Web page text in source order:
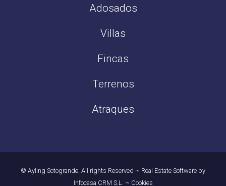
Adosados
Villas
Fincas
Terrenos
Atraques
© Ayling Sotogrande. All rights Reserved ~ Real Estate Software by
Infocasa CRM S.L.
~ Cookies